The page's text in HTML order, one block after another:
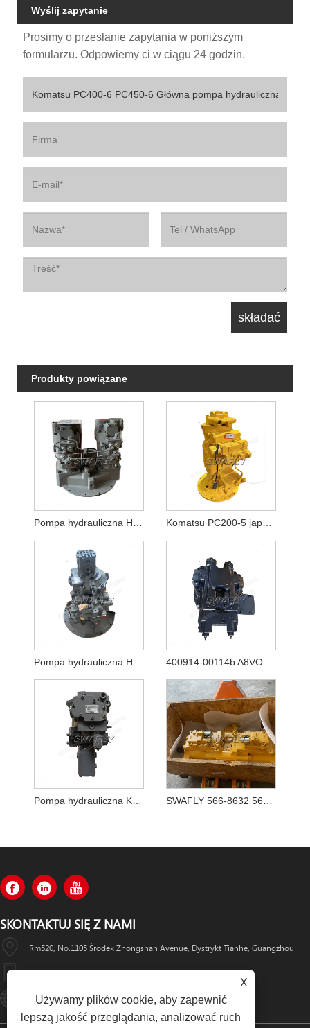
Wyślij zapytanie
Prosimy o przesłanie zapytania w poniższym
formularzu. Odpowiemy ci w ciągu 24 godzin.
Produkty powiązane
SKONTAKTUJ SIĘ Z NAMI
Rm520, No.1105 Środek Zhongshan Avenue, Dystrykt Tianhe, Guangzhou
+86-13501533176
Sales01@swaflyexcavator.cn
X
Używamy plików cookie, aby zapewnić
lepszą jakość przeglądania, analizować ruch